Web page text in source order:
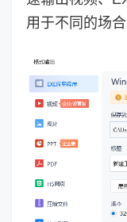
用于不同的场合